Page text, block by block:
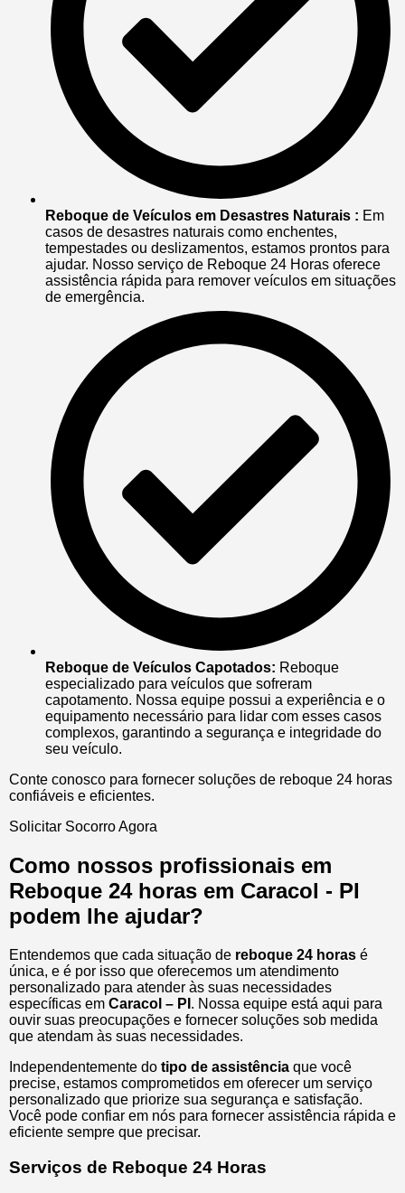
Reboque de Veículos em Desastres Naturais : Em
casos de desastres naturais como enchentes,
tempestades ou deslizamentos, estamos prontos para
ajudar. Nosso serviço de Reboque 24 Horas oferece
assistência rápida para remover veículos em situações
de emergência.
Reboque de Veículos Capotados: Reboque
especializado para veículos que sofreram
capotamento. Nossa equipe possui a experiência e o
equipamento necessário para lidar com esses casos
complexos, garantindo a segurança e integridade do
seu veículo.
Conte conosco para fornecer soluções de reboque 24 horas
confiáveis e eficientes.
Solicitar Socorro Agora
Como nossos profissionais em
Reboque 24 horas em Caracol - PI
podem lhe ajudar?
Entendemos que cada situação de reboque 24 horas é
única, e é por isso que oferecemos um atendimento
personalizado para atender às suas necessidades
específicas em Caracol – PI . Nossa equipe está aqui para
ouvir suas preocupações e fornecer soluções sob medida
que atendam às suas necessidades.
Independentemente do tipo de assistência que você
precise, estamos comprometidos em oferecer um serviço
personalizado que priorize sua segurança e satisfação.
Você pode confiar em nós para fornecer assistência rápida e
eficiente sempre que precisar.
Serviços de Reboque 24 Horas